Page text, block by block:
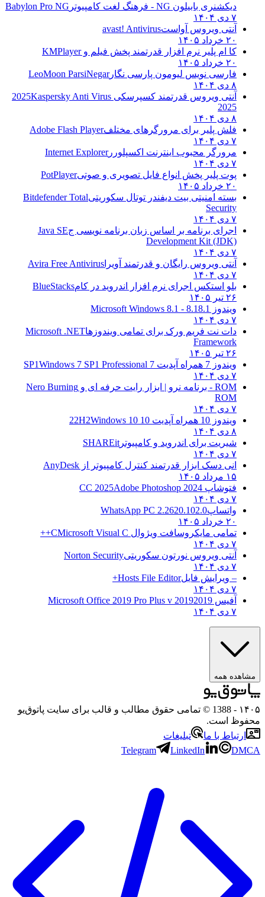
دیکشنری بابیلون NG - فرهنگ لغت کامپیوتر
Babylon Pro NG
۷ دی ۱۴۰۴
آنتی ویروس آواستavast! Antivirus
۲۰ خرداد ۱۴۰۵
کا ام پلیر نرم افزار قدرتمند پخش فیلم وKMPlayer
۲۰ خرداد ۱۴۰۵
فارسی نویس لیومون پارسی نگارLeoMoon ParsiNegar
۸ دی ۱۴۰۴
آنتی ویروس قدرتمند کسپرسکی 2025 Kaspersky Anti Virus
2025
۸ دی ۱۴۰۴
فلش پلیر برای مرورگرهای مختلفAdobe Flash Player
۷ دی ۱۴۰۴
مرورگر محبوب اینترنت اکسپلوررInternet Explorer
۷ دی ۱۴۰۴
پوت پلیر پخش انواع فایل تصویری و صوتیPotPlayer
۲۰ خرداد ۱۴۰۵
بسته امنیتی بیت دیفندر توتال سکوریتیBitdefender Total
Security
۷ دی ۱۴۰۴
اجرای برنامه بر اساس زبان برنامه نویسی جJava SE
Development Kit (JDK)
۷ دی ۱۴۰۴
آنتی ویروس رایگان و قدرتمند آویرا Avira Free Antivirus
۷ دی ۱۴۰۴
بلو استکس اجرای نرم افزار اندروید در کامBlueStacks
۲۶ تیر ۱۴۰۵
ویندوز 8.1
8.1 - Microsoft Windows 8.1
۷ دی ۱۴۰۴
دات نت فریم ورک برای تمامی ویندوزهاMicrosoft .NET
Framework
۲۶ تیر ۱۴۰۵
ویندوز 7 همراه آپدیت 7 SP1
Windows 7 SP1 Professional
۷ دی ۱۴۰۴
ROM - برنامه نرو | ابزار رایت حرفه ای و
Nero Burning
ROM
۷ دی ۱۴۰۴
ویندوز 10 همراه آپدیت 10 22H2
Windows 10
۸ دی ۱۴۰۴
شیریت برای اندروید و کامپیوتر SHAREit
۷ دی ۱۴۰۴
انی دسک ابزار قدرتمند کنترل کامپیوتر از AnyDesk
۱۵ مرداد ۱۴۰۵
فتوشاپ CC 2025 Adobe Photoshop 2024
۷ دی ۱۴۰۴
واتساپWhatsApp PC 2.2620.102.0
۲۰ خرداد ۱۴۰۵
تمامی مایکروسافت ویژوال C Microsoft Visual C++
۷ دی ۱۴۰۴
آنتی ویروس نورتون سکوریتیNorton Security
۷ دی ۱۴۰۴
– ویرایش فایلHosts File Editor+
۷ دی ۱۴۰۴
آفیس 2019 2019 Microsoft Office 2019 Pro Plus v
۷ دی ۱۴۰۴
مشاهده همه
۱۴۰۵
- 1388 © تمامی حقوق مطالب و قالب برای سایت پاتوق‌یو
محفوظ است.
ارتباط با ما
تبلیغات
Telegram
LinkedIn DMCA